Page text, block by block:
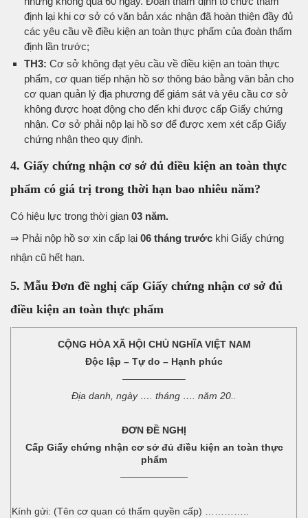
định lại khi cơ sở có văn bản xác nhận đã hoàn thiện đầy đủ
các yêu cầu về điều kiện an toàn thực phẩm của đoàn thẩm
định lần trước;
TH3: Cơ sở không đạt yêu cầu về điều kiện an toàn thực
phẩm, cơ quan tiếp nhận hồ sơ thông báo bằng văn bản cho
cơ quan quản lý địa phương để giám sát và yêu cầu cơ sở
không được hoạt động cho đến khi được cấp Giấy chứng
nhận. Cơ sở phải nộp lại hồ sơ để được xem xét cấp Giấy
chứng nhận theo quy định.
4. Giấy chứng nhận cơ sở đủ điều kiện an toàn thực
phẩm có giá trị trong thời hạn bao nhiêu năm?
Có hiệu lực trong thời gian 03 năm.
⇒ Phải nộp hồ sơ xin cấp lại 06 tháng trước khi Giấy chứng
nhận cũ hết hạn.
5. Mẫu Đơn đề nghị cấp Giấy chứng nhận cơ sở đủ
điều kiện an toàn thực phẩm
CỘNG HÒA XÃ HỘI CHỦ NGHĨA VIỆT NAM
Độc lập – Tự do – Hạnh phúc
——————–
Địa danh, ngày …. tháng …. năm 20..
ĐƠN ĐỀ NGHỊ
Cấp Giấy chứng nhận cơ sở đủ điều kiện an toàn thực
phẩm
———————
Kính gửi: (Tên cơ quan có thẩm quyền cấp) …………..